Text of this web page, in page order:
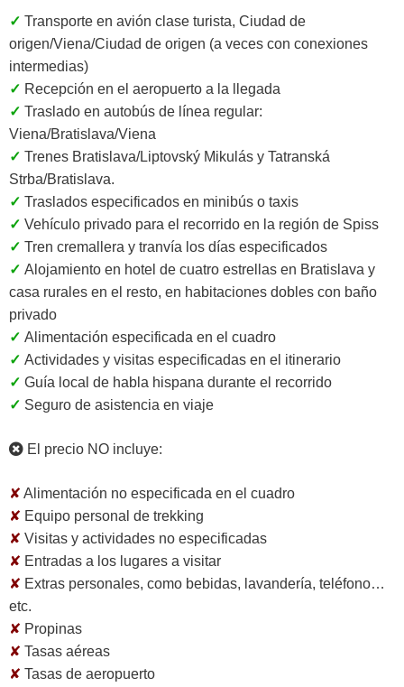
✓ Transporte en avión clase turista, Ciudad de
origen/Viena/Ciudad de origen (a veces con conexiones
intermedias)
✓ Recepción en el aeropuerto a la llegada
✓ Traslado en autobús de línea regular:
Viena/Bratislava/Viena
✓ Trenes Bratislava/Liptovský Mikulás y Tatranská
Strba/Bratislava.
✓ Traslados especificados en minibús o taxis
✓ Vehículo privado para el recorrido en la región de Spiss
✓ Tren cremallera y tranvía los días especificados
✓ Alojamiento en hotel de cuatro estrellas en Bratislava y
casa rurales en el resto, en habitaciones dobles con baño
privado
✓ Alimentación especificada en el cuadro
✓ Actividades y visitas especificadas en el itinerario
✓ Guía local de habla hispana durante el recorrido
✓ Seguro de asistencia en viaje
El precio NO incluye:
✘ Alimentación no especificada en el cuadro
✘ Equipo personal de trekking
✘ Visitas y actividades no especificadas
✘ Entradas a los lugares a visitar
✘ Extras personales, como bebidas, lavandería, teléfono…
etc.
✘ Propinas
✘ Tasas aéreas
✘ Tasas de aeropuerto